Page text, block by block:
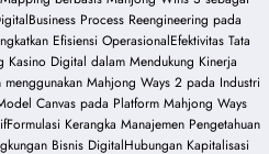
Business Process Reengineering pada
Efisiensi OperasionalEfektivitas Tata
Digital dalam Mendukung Kinerja
Mahjong Ways 2 pada Industri
Canvas pada Platform Mahjong Ways
Formulasi Kerangka Manajemen Pengetahuan
Bisnis DigitalHubungan Kapitalisasi